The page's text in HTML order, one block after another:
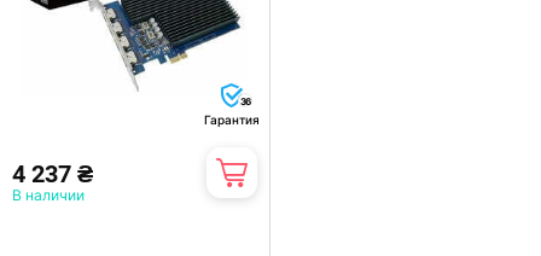
36
Гарантия
4 237 ₴
В наличии